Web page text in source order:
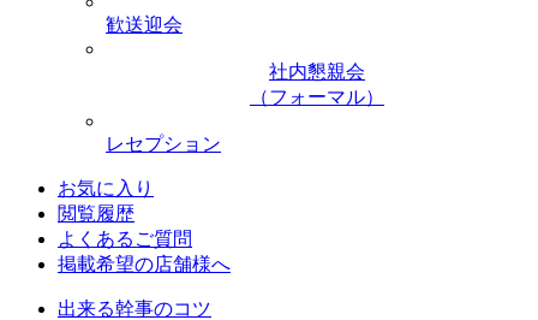
歓送迎会
社内懇親会
（フォーマル）
レセプション
お気に入り
閲覧履歴
よくあるご質問
掲載希望の店舗様へ
出来る幹事のコツ